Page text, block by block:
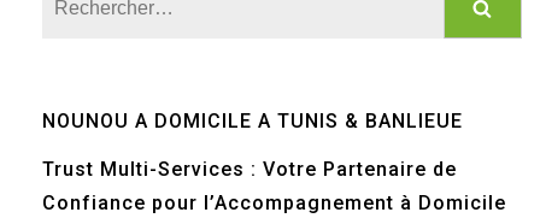
NOUNOU A DOMICILE A TUNIS & BANLIEUE
Trust Multi-Services : Votre Partenaire de
Confiance pour l’Accompagnement à Domicile